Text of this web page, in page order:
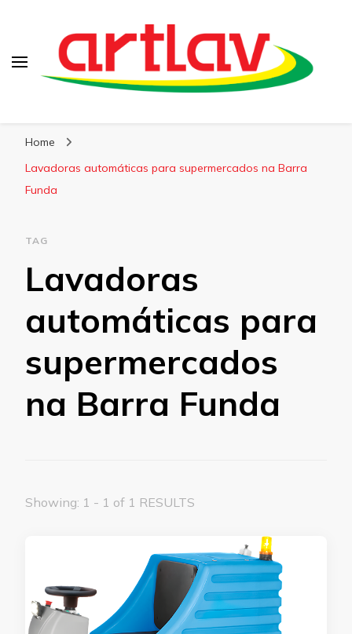
Home
Lavadoras automáticas para supermercados na Barra
Funda
TAG
Lavadoras
automáticas para
supermercados
na Barra Funda
Showing: 1 - 1 of 1 RESULTS